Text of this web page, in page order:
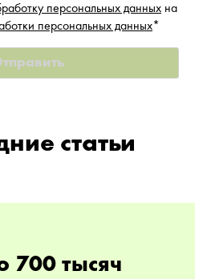
персональных данных на
персональных данных*
статьи
700 тысяч